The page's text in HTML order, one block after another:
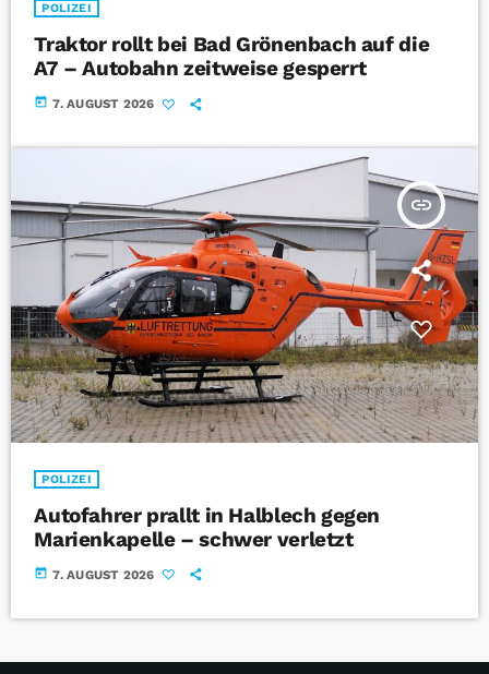
POLIZEI
Traktor rollt bei Bad Grönenbach auf die
A7 – Autobahn zeitweise gesperrt
today 7. AUGUST 2026
insert_link
POLIZEI
Autofahrer prallt in Halblech gegen
Marienkapelle – schwer verletzt
today 7. AUGUST 2026